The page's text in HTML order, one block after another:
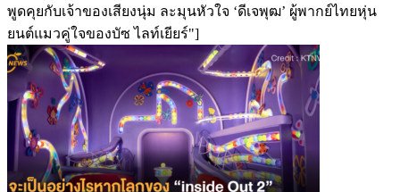
พูดคุยกับเจ้าของเสียงนุ่ม ละมุนหัวใจ ‘ดีเจพุฒ’ ผู้พากย์ไทยหุ่น
ยนต์แมวคู่ใจของบัซ ไลท์เยียร์"]